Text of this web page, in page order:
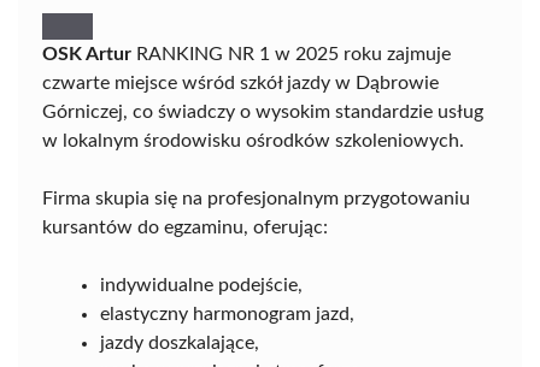
OSK Artur RANKING NR 1 w 2025 roku zajmuje
czwarte miejsce wśród szkół jazdy w Dąbrowie
Górniczej, co świadczy o wysokim standardzie usług
w lokalnym środowisku ośrodków szkoleniowych.
Firma skupia się na profesjonalnym przygotowaniu
kursantów do egzaminu, oferując:
indywidualne podejście,
elastyczny harmonogram jazd,
jazdy doszkalające,